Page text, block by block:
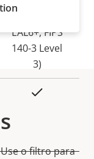
EAL6+, FIPS
140-3 Level
3)
o filtro para